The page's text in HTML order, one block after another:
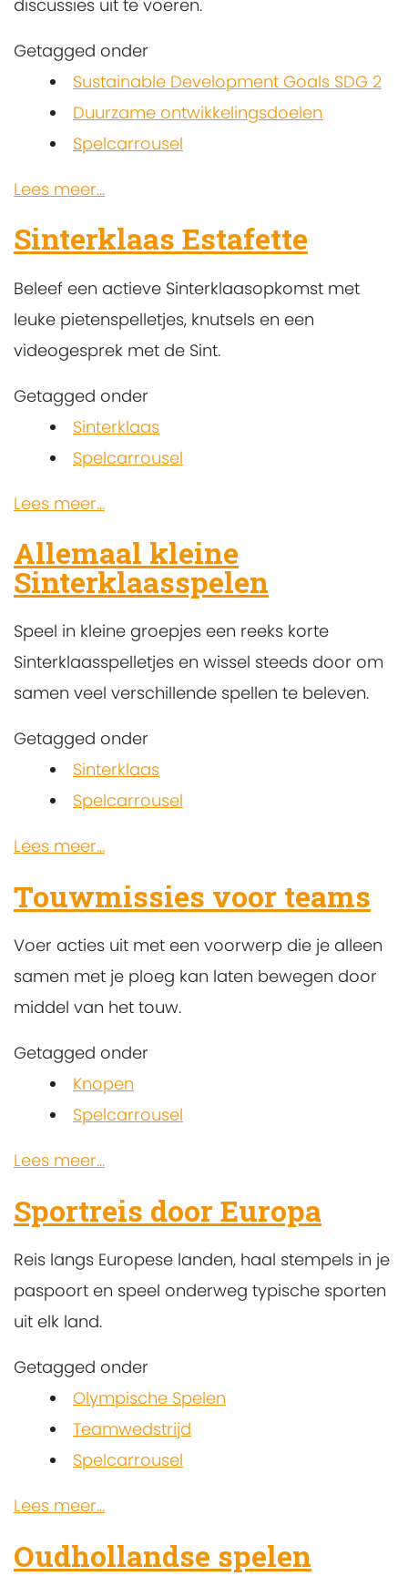
discussies uit te voeren.
Getagged onder
Sustainable Development Goals SDG 2
Duurzame ontwikkelingsdoelen
Spelcarrousel
Lees meer...
Sinterklaas Estafette
Beleef een actieve Sinterklaasopkomst met
leuke pietenspelletjes, knutsels en een
videogesprek met de Sint.
Getagged onder
Sinterklaas
Spelcarrousel
Lees meer...
Allemaal kleine
Sinterklaasspelen
Speel in kleine groepjes een reeks korte
Sinterklaasspelletjes en wissel steeds door om
samen veel verschillende spellen te beleven.
Getagged onder
Sinterklaas
Spelcarrousel
Lees meer...
Touwmissies voor teams
Voer acties uit met een voorwerp die je alleen
samen met je ploeg kan laten bewegen door
middel van het touw.
Getagged onder
Knopen
Spelcarrousel
Lees meer...
Sportreis door Europa
Reis langs Europese landen, haal stempels in je
paspoort en speel onderweg typische sporten
uit elk land.
Getagged onder
Olympische Spelen
Teamwedstrijd
Spelcarrousel
Lees meer...
Oudhollandse spelen